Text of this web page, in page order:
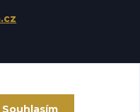
Souhlasím